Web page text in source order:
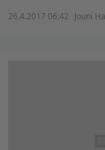
26.4.2017 06:42 Jouni